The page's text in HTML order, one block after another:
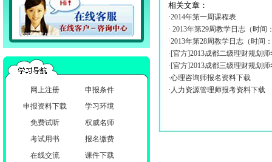
网上注册
申报条件
申报资料下载
学习环境
免费试听
权威名师
考试用书
报名缴费
在线交流
课件下载
相关文章：
·2014年第一周课程表
· 2013年第29周教学日志（时间
·2013年第28周教学日志（时间
·[官方]2013成都二级理财规划
·[官方]2013成都三级理财规划
·心理咨询师报名资料下载
·人力资源管理师报考资料下载